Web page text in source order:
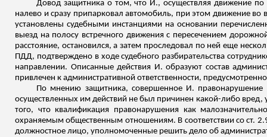
Довод защитника о том, что И., осуществляя движение
налево и сразу припарковал автомобиль, при этом движение
установлены судебными инстанциями на основании
выезд на полосу встречного движения с пересечением
расстояние, остановился, а затем проследовал по ней еще
ПДД, подтверждено в ходе судебного разбирательства
направлении. Описанные действия И. образуют состав
привлечен к административной ответственности,
По мнению защитника, совершенное И. правонарушение
осуществленных им действий не был причинен какой-либо
того, что квалификация правонарушения как
охраняемым общественным отношениям. В соответствии со ст.
должностное лицо, уполномоченные решить дело об